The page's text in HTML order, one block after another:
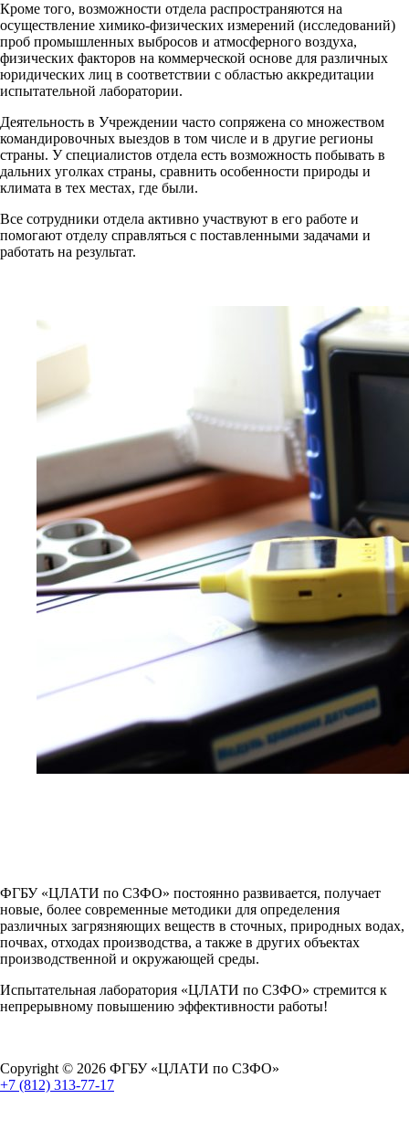
Кроме того, возможности отдела распространяются на
осуществление химико-физических измерений (исследований)
проб промышленных выбросов и атмосферного воздуха,
физических факторов на коммерческой основе для различных
юридических лиц в соответствии с областью аккредитации
испытательной лаборатории.
Деятельность в Учреждении часто сопряжена со множеством
командировочных выездов в том числе и в другие регионы
страны. У специалистов отдела есть возможность побывать в
дальних уголках страны, сравнить особенности природы и
климата в тех местах, где были.
Все сотрудники отдела активно участвуют в его работе и
помогают отделу справляться с поставленными задачами и
работать на результат.
ФГБУ «ЦЛАТИ по СЗФО» постоянно развивается, получает
новые, более современные методики для определения
различных загрязняющих веществ в сточных, природных водах,
почвах, отходах производства, а также в других объектах
производственной и окружающей среды.
Испытательная лаборатория «ЦЛАТИ по СЗФО» стремится к
непрерывному повышению эффективности работы!
Copyright © 2026 ФГБУ «ЦЛАТИ по СЗФО»
+7 (812) 313-77-17